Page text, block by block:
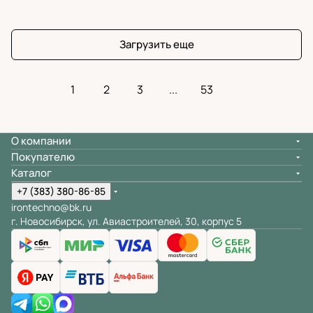
Загрузить еще
1 2 3 ... 53
О компании
Покупателю
Каталог
+7 (383) 380-86-85
irontechno@bk.ru
г. Новосибирск, ул. Авиастроителей, 30, корпус 5